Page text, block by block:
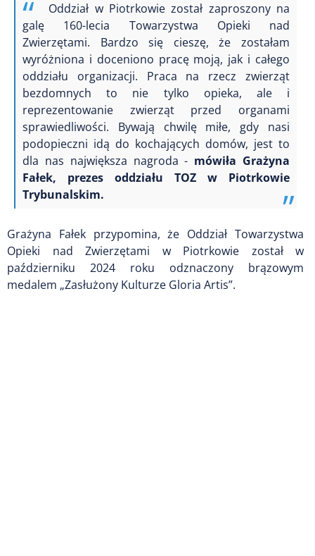
Oddział w Piotrkowie został zaproszony na
galę 160-lecia Towarzystwa Opieki nad
Zwierzętami. Bardzo się cieszę, że zostałam
wyróżniona i doceniono pracę moją, jak i całego
oddziału organizacji. Praca na rzecz zwierząt
bezdomnych to nie tylko opieka, ale i
reprezentowanie zwierząt przed organami
sprawiedliwości. Bywają chwilę miłe, gdy nasi
podopieczni idą do kochających domów, jest to
dla nas największa nagroda - mówiła Grażyna
Fałek, prezes oddziału TOZ w Piotrkowie
Trybunalskim.
Grażyna Fałek przypomina, że Oddział Towarzystwa
Opieki nad Zwierzętami w Piotrkowie został w
październiku 2024 roku odznaczony brązowym
medalem „Zasłużony Kulturze Gloria Artis”.